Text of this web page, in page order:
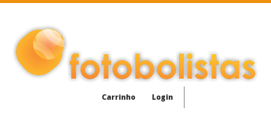
Carrinho Login